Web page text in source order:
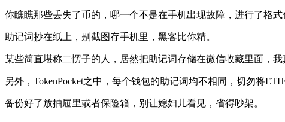
你瞧瞧那些丢失了币的，哪一个不是在手机出现故障，进行了格
助记词抄在纸上，别截图存手机里，黑客比你精。
某些简直堪称二愣子的人，居然把助记词存储在微信收藏里面，
另外，TokenPocket之中，每个钱包的助记词均不相同，切勿将
备份好了放抽屉里或者保险箱，别让媳妇儿看见，省得吵架。